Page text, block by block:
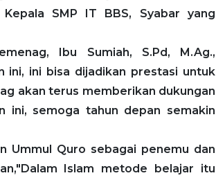
SMP IT BBS, Syabar yang
Ibu Sumiah, S.Pd, M.Ag.,
ini, ini bisa dijadikan prestasi untuk
akan terus memberikan dukungan
ini, semoga tahun depan semakin
Ummul Quro sebagai penemu dan
Islam metode belajar itu